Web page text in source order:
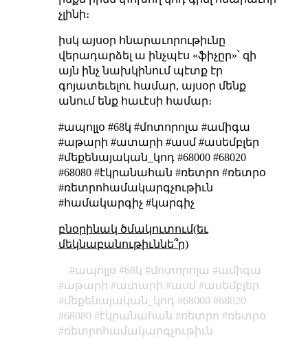
չլինի։
իսկ այսօր հնարաւորութիւնը
վերադարձել ա ինչպէս «ֆիչըր»՝ զի
այն ինչ նախկինում պէտք էր
գոյատեւելու համար, այսօր մենք
անում ենք հաւէսի համար։
#ապոլլօ #68կ #մոտորոլա #ամիգա
#աթարի #ատարի #ասմ #ասեմբլեր
#մեքենայական_կոդ #68000 #68020
#68080 #էկրանահան #ռետրո #ռետրօ
#ռետրոհամակարգչութիւն
#համակարգիչ #կարգիչ
բնօրինակ ծմակուտում(եւ
մեկնաբանութիւննե՞ր)
ապոլլօ 68կ մոտորոլա
ամիգա
աթարի
ատարի ասմ
ասեմբլեր
մեքենայական_կոդ
68000
68020
68080
էկրանահան ռետրո
ռետրօ
ռետրոհամակարգչութիւն